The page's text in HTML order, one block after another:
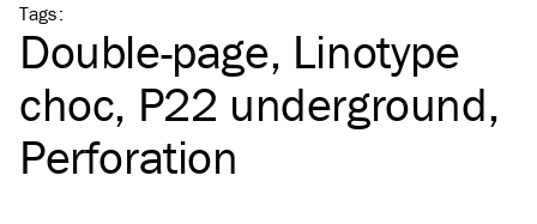
Tags:
Double-page Linotype
choc P22 underground
Perforation